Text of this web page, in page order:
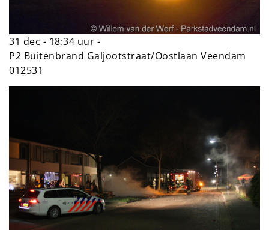
31 dec - 18:34 uur -
P2 Buitenbrand Galjootstraat/Oostlaan Veendam
012531